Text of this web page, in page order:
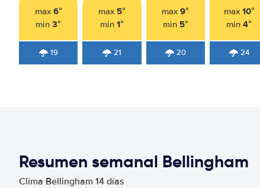
max 6°
min3°
19
max 5°
min 1°
21
max9°
min 5°
20
max 10°
min4°
24
Resumen semanal Bellingham
Clima Bellingham 14 días